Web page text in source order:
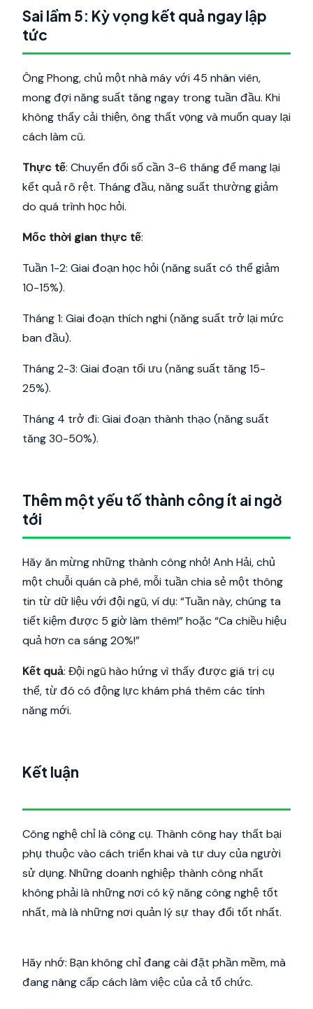
Sai lầm 5: Kỳ vọng kết quả ngay lập
tức
Ông Phong, chủ một nhà máy với 45 nhân viên,
mong đợi năng suất tăng ngay trong tuần đầu. Khi
không thấy cải thiện, ông thất vọng và muốn quay lại
cách làm cũ.
Thực tế: Chuyển đổi số cần 3-6 tháng để mang lại
kết quả rõ rệt. Tháng đầu, năng suất thường giảm
do quá trình học hỏi.
Mốc thời gian thực tế:
Tuần 1-2: Giai đoạn học hỏi (năng suất có thể giảm
10-15%).
Tháng 1: Giai đoạn thích nghi (năng suất trở lại mức
ban đầu).
Tháng 2-3: Giai đoạn tối ưu (năng suất tăng 15-
25%).
Tháng 4 trở đi: Giai đoạn thành thạo (năng suất
tăng 30-50%).
Thêm một yếu tố thành công ít ai ngờ
tới
Hãy ăn mừng những thành công nhỏ! Anh Hải, chủ
một chuỗi quán cà phê, mỗi tuần chia sẻ một thông
tin từ dữ liệu với đội ngũ, ví dụ: “Tuần này, chúng ta
tiết kiệm được 5 giờ làm thêm!” hoặc “Ca chiều hiệu
quả hơn ca sáng 20%!”
Kết quả: Đội ngũ hào hứng vì thấy được giá trị cụ
thể, từ đó có động lực khám phá thêm các tính
năng mới.
Kết luận
Công nghệ chỉ là công cụ. Thành công hay thất bại
phụ thuộc vào cách triển khai và tư duy của người
sử dụng. Những doanh nghiệp thành công nhất
không phải là những nơi có kỹ năng công nghệ tốt
nhất, mà là những nơi quản lý sự thay đổi tốt nhất.
Hãy nhớ: Bạn không chỉ đang cài đặt phần mềm, mà
đang nâng cấp cách làm việc của cả tổ chức.